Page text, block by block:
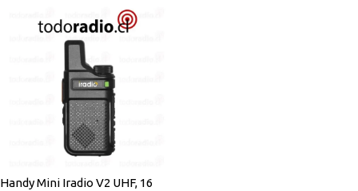
Handy Mini Iradio V2 UHF, 16